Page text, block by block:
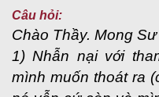
Câu hỏi:
Chào Thầy. Mong
1) Nhẫn nại với
mình muốn thoát ra